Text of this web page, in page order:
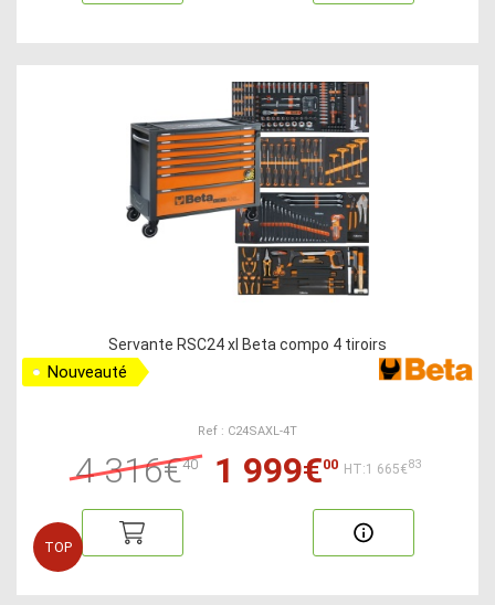
Servante RSC24 xl Beta compo 4 tiroirs
Nouveauté
Ref : C24SAXL-4T
4 316€40 1 999€00 HT:1 665€83
TOP